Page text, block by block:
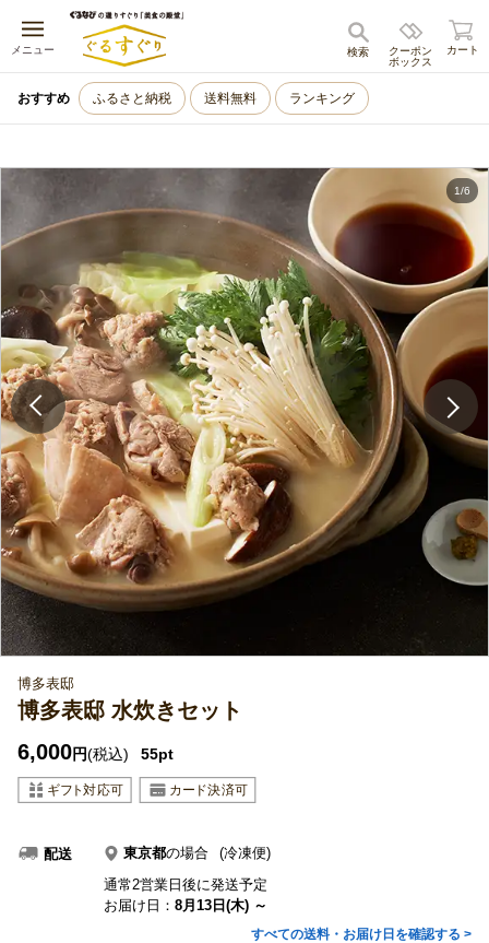
メニュー
キャンセル
クーポン
ボックス
検索 カート
おすすめ ふるさと納税 送料無料 ランキング
1/6
博多表邸
博多表邸 水炊きセット
6,000円(税込) 55pt
配送 東京都の場合
(冷凍便)
通常2営業日後に発送予定
お届け日： 8月13日(木) ～
すべての送料・お届け日を確認する >